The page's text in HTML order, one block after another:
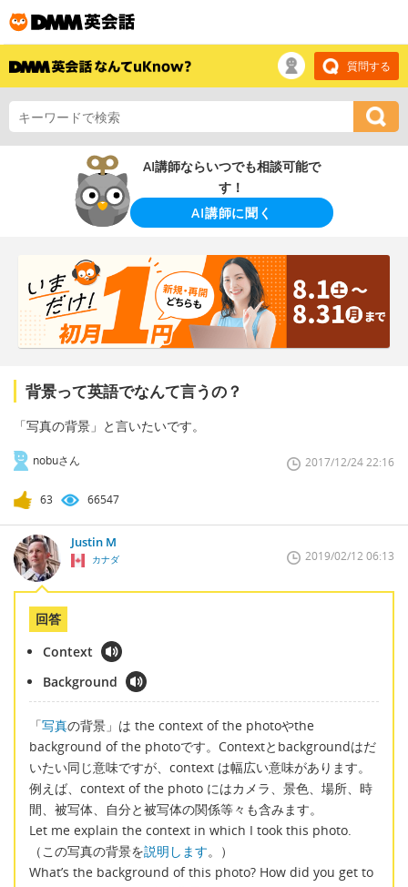
質問する
AI講師ならいつでも相談可能で
す！
AI講師に聞く
背景って英語でなんて言うの？
「写真の背景」と言いたいです。
nobuさん 2017/12/24 22:16
63 66547
Justin M
カナダ 2019/02/12 06:13
回答
Context
Background
「写真の背景」は the context of the photoやthe
background of the photoです。Contextとbackgroundはだ
いたい同じ意味ですが、context は幅広い意味があります。
例えば、context of the photo にはカメラ、景色、場所、時
間、被写体、自分と被写体の関係等々も含みます。
Let me explain the context in which I took this photo.
（この写真の背景を説明します。）
What’s the background of this photo? How did you get to